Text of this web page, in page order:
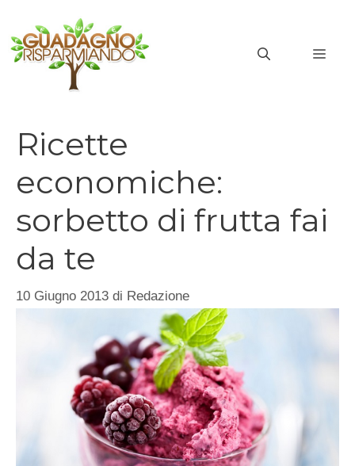
contenuto
Ricette
economiche:
sorbetto di frutta fai
da te
10 Giugno 2013 di Redazione